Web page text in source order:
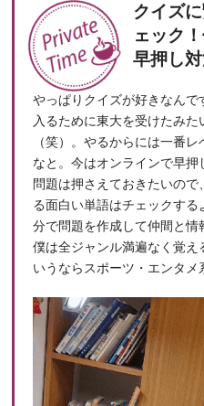
クイズ
ェック
早押し対
やっぱりクイズが好きなんで
入るために東大を受けたみ
（笑）。やるからには一番
なと。今はオンラインで早
問題は押さえておきたいので
る面白い単語はチェックす
分で問題を作成して仲間と情
僕は全ジャンル満遍なく覚
いうならスポーツ・エンタメ